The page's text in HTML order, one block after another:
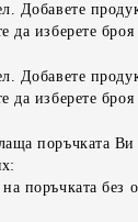
Добавете
изберете броя
Добавете
изберете броя
поръчката
поръчката без